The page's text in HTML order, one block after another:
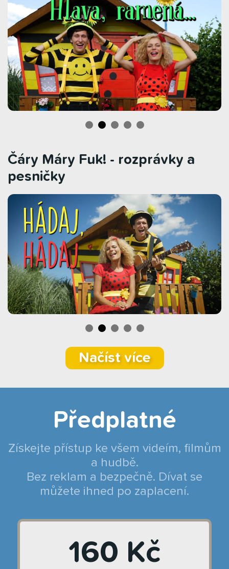
Čáry Máry Fuk! - rozprávky a
pesničky
Načíst více
Předplatné
Získejte přístup ke všem videím, filmům
a hudbě.
Bez reklam a bezpečně. Dívat se
můžete ihned po zaplacení.
160 Kč